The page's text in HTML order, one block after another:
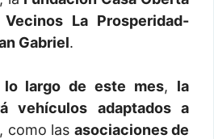
La Prosperidad-
Gabriel.
lo largo de este mes, la
vehículos adaptados a
, como las asociaciones de